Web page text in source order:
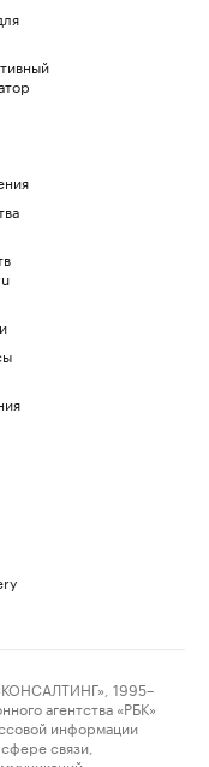
1995–
агентства «РБК»
информации
связи,